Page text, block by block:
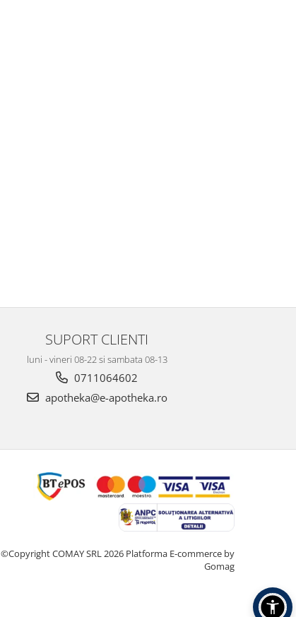
SUPORT CLIENTI
luni - vineri 08-22 si sambata 08-13
0711064602
apotheka@e-apotheka.ro
©Copyright COMAY SRL 2026 Platforma E-commerce by
Gomag